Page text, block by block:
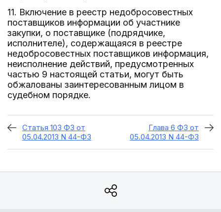
11. Включение в реестр недобросовестных
поставщиков информации об участнике
закупки, о поставщике (подрядчике,
исполнителе), содержащаяся в реестре
недобросовестных поставщиков информация,
неисполнение действий, предусмотренных
частью 9 настоящей статьи, могут быть
обжалованы заинтересованным лицом в
судебном порядке.
Статья 103 ФЗ от
05.04.2013 N 44-ФЗ
Глава 6 ФЗ от
05.04.2013 N 44-ФЗ